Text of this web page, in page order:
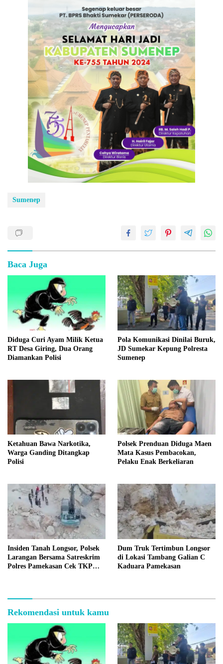
Sumenep
Baca Juga
Diduga Curi Ayam Milik Ketua
RT Desa Giring, Dua Orang
Diamankan Polisi
Pola Komunikasi Dinilai Buruk,
JD Sumekar Kepung Polresta
Sumenep
Ketahuan Bawa Narkotika,
Warga Ganding Ditangkap
Polisi
Polsek Prenduan Diduga Maen
Mata Kasus Pembacokan,
Pelaku Enak Berkeliaran
Insiden Tanah Longsor, Polsek
Larangan Bersama Satreskrim
Polres Pamekasan Cek TKP
Dum Truk Tertimbun Longsor
di Lokasi Tambang Galian C
Kaduara Pamekasan
Rekomendasi untuk kamu